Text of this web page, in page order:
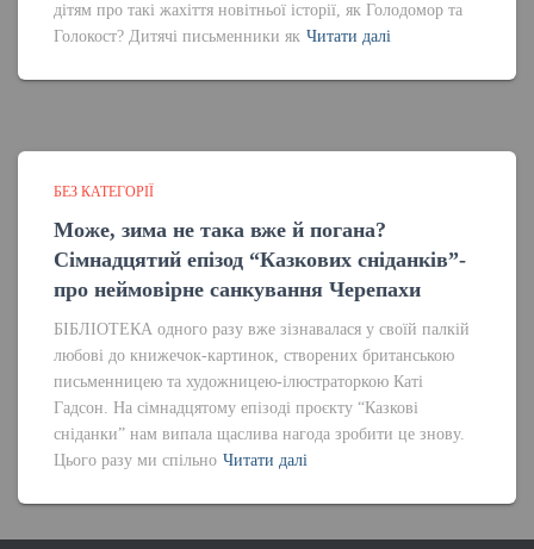
дітям про такі жахіття новітньої історії, як Голодомор та
Голокост? Дитячі письменники як Читати далі
БЕЗ КАТЕГОРІЇ
Може, зима не така вже й погана?
Сімнадцятий епізод “Казкових сніданків”-
про неймовірне санкування Черепахи
БІБЛІОТЕКА одного разу вже зізнавалася у своїй палкій
любові до книжечок-картинок, створених британською
письменницею та художницею-ілюстраторкою Каті
Гадсон. На сімнадцятому епізоді проєкту “Казкові
сніданки” нам випала щаслива нагода зробити це знову.
Цього разу ми спільно Читати далі